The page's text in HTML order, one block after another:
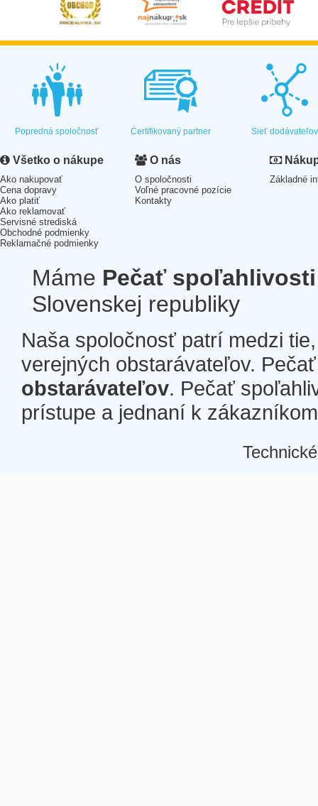
Popredná spoločnosť Certifikovaný partner Sieť dodávateľov
Všetko o nákupe
Ako nakupovať
Cena dopravy
Ako platiť
Ako reklamovať
Servisné strediská
Obchodné podmienky
Reklamačné podmienky
O nás
O spoločnosti
Voľné pracovné pozície
Kontakty
Základné
Máme Pečať spoľahlivosti
Slovenskej republiky
Naša spoločnosť patrí medzi
verejných obstarávateľov.
obstarávateľov. Pečať
prístupe a jednaní k